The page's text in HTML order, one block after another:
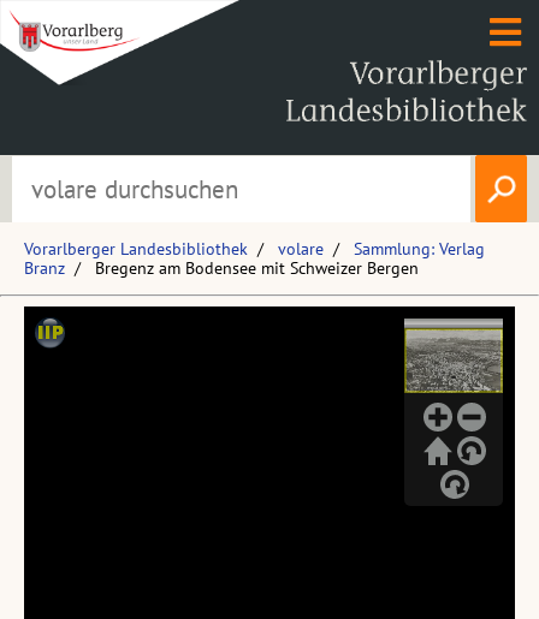
Vorarlberger Landesbibliothek volare
Sammlung: Verlag
Branz
Bregenz am Bodensee mit Schweizer Bergen